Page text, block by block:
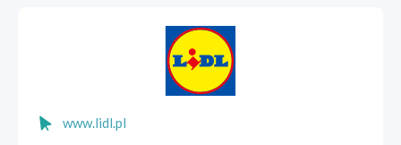
www.lidl.pl